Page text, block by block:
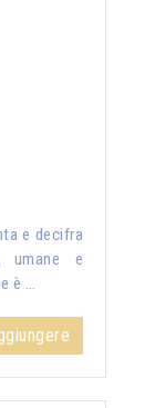
e decifra
umane e
è …